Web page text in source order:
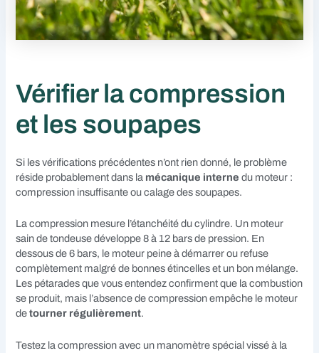
Vérifier la compression
et les soupapes
Si les vérifications précédentes n’ont rien donné, le problème
réside probablement dans la mécanique interne du moteur :
compression insuffisante ou calage des soupapes.
La compression mesure l’étanchéité du cylindre. Un moteur
sain de tondeuse développe 8 à 12 bars de pression. En
dessous de 6 bars, le moteur peine à démarrer ou refuse
complètement malgré de bonnes étincelles et un bon mélange.
Les pétarades que vous entendez confirment que la combustion
se produit, mais l’absence de compression empêche le moteur
detourner régulièrement.
Testez la compression avec un manomètre spécial vissé à la